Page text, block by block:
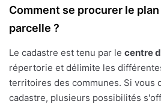
Comment se procurer le
parcelle ?
Le cadastre est tenu par le centre
répertorie et délimite les
territoires des communes. Si vous
cadastre, plusieurs possibilités